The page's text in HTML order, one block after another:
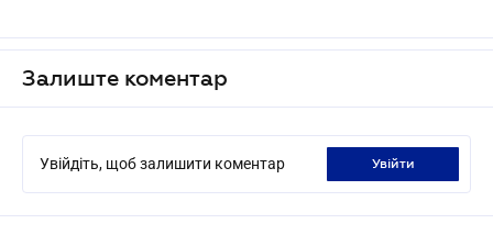
Залиште коментар
Увійдіть, щоб залишити коментар увійти